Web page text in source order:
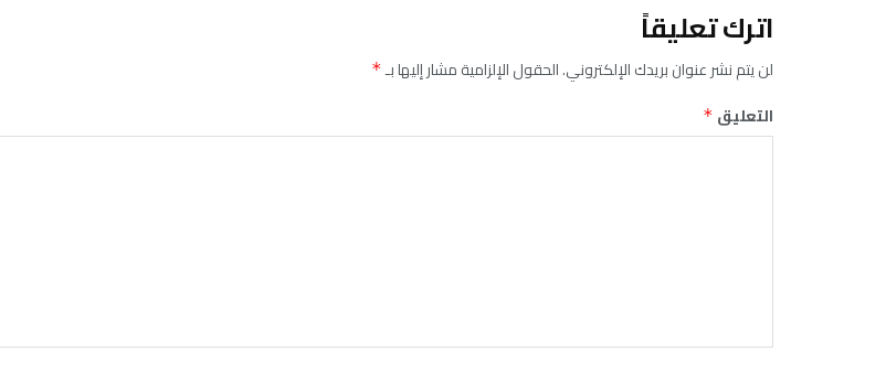
اترك تعليقاً
لن يتم نشر عنوان بريدك الإلكتروني.الحقول الإلزامية مشار إليها بـ*
التعليق *